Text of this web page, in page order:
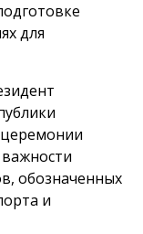
для
церемонии
обозначенных
и